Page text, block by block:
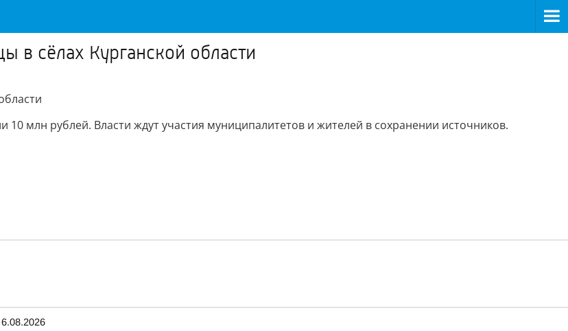
в сёлах Курганской области
млн рублей. Власти ждут участия муниципалитетов и жителей в сохранении источников.